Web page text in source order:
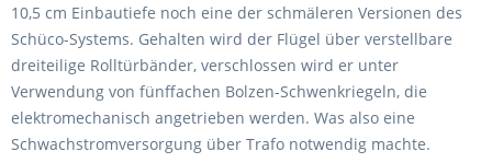
10,5 cm Einbautiefe noch eine der schmäleren Versionen des
Schüco-Systems. Gehalten wird der Flügel über verstellbare
dreiteilige Rolltürbänder, verschlossen wird er unter
Verwendung von fünffachen Bolzen-Schwenkriegeln, die
elektromechanisch angetrieben werden. Was also eine
Schwachstromversorgung über Trafo notwendig machte.